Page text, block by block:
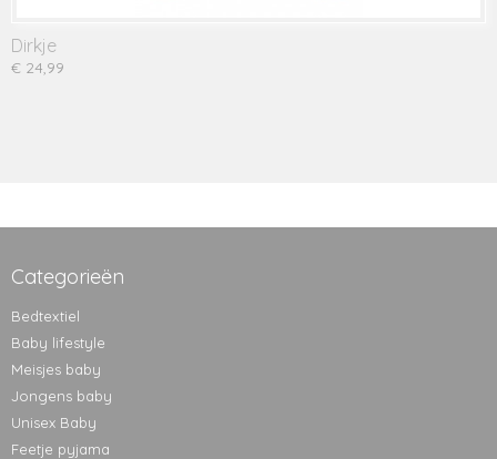
Dirkje
€ 24,99
Categorieën
Bedtextiel
Baby lifestyle
Meisjes baby
Jongens baby
Unisex Baby
Feetje pyjama